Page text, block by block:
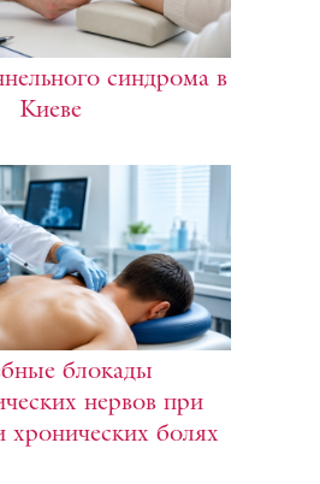
синдрома в
Киеве
блокады
нервов при
хронических болях